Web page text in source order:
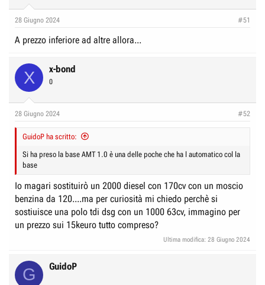
s
28 Giugno 2024 #51
A prezzo inferiore ad altre allora...
X x-bond
0
28 Giugno 2024 #52
GuidoP ha scritto:
Si ha preso la base AMT 1.0 è una delle poche che ha l automatico col la
base
Io magari sostituirò un 2000 diesel con 170cv con un moscio
benzina da 120....ma per curiosità mi chiedo perchè si
sostiuisce una polo tdi dsg con un 1000 63cv, immagino per
un prezzo sui 15keuro tutto compreso?
Ultima modifica: 28 Giugno 2024
G GuidoP